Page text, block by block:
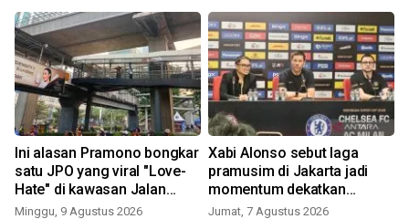
Ini alasan Pramono bongkar
satu JPO yang viral "Love-
Hate" di kawasan Jalan
Rasuna Said
Minggu, 9 Agustus 2026
Xabi Alonso sebut laga
pramusim di Jakarta jadi
momentum dekatkan
Chelsea dengan penggemar
Jumat, 7 Agustus 2026